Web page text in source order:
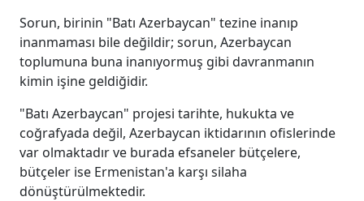
Sorun, birinin "Batı Azerbaycan" tezine inanıp
inanmaması bile değildir; sorun, Azerbaycan
toplumuna buna inanıyormuş gibi davranmanın
kimin işine geldiğidir.
"Batı Azerbaycan" projesi tarihte, hukukta ve
coğrafyada değil, Azerbaycan iktidarının ofislerinde
var olmaktadır ve burada efsaneler bütçelere,
bütçeler ise Ermenistan'a karşı silaha
dönüştürülmektedir.